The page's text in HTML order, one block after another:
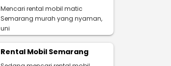
Mencari rental mobil matic
Semarang murah yang nyaman,
uni
Rental Mobil Semarang